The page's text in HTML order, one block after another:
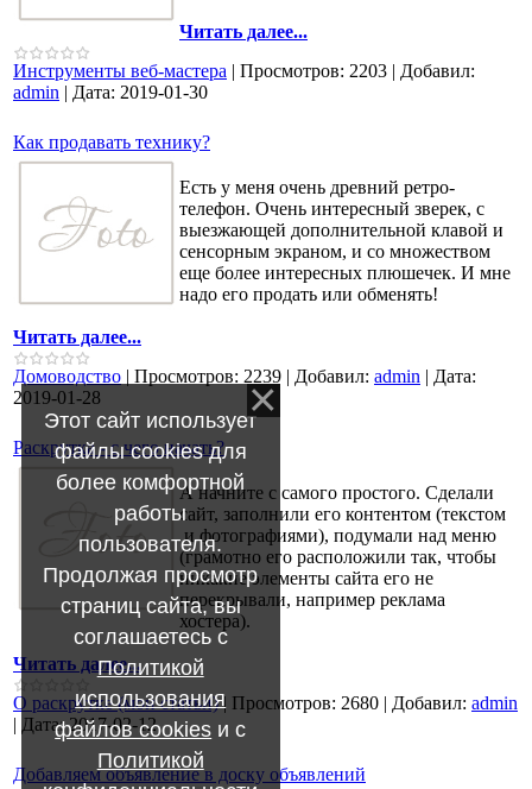
Читать далее...
Инструменты веб-мастера | Просмотров: 2203 | Добавил:
admin | Дата: 2019-01-30
Как продавать технику?
Есть у меня очень древний ретро-
телефон. Очень интересный зверек, с
выезжающей дополнительной клавой и
сенсорным экраном, и со множеством
еще более интересных плюшечек. И мне
надо его продать или обменять!
Читать далее...
Домоводство | Просмотров: 2239 | Добавил: admin | Дата:
2019-01-28
Раскрутка - с чего начать?
А начните с самого простого. Сделали
сайт, заполнили его контентом (текстом
и фотографиями), подумали над меню
(грамотно его расположили так, чтобы
никакие элементы сайта его не
перекрывали, например реклама
хостера).
Читать далее...
О раскрутке (мои статьи)| Просмотров: 2680 | Добавил: admin
| Дата: 2017-02-12
Добавляем объявление в доску объявлений
Этот сайт использует
файлы cookies для
более комфортной
работы
пользователя.
Продолжая просмотр
страниц сайта, вы
соглашаетесь с
Политикой
использования
файлов cookies и с
Политикой